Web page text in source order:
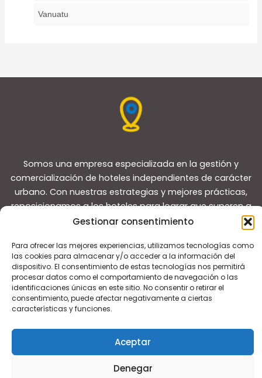
Gestionar consentimiento
Para ofrecer las mejores experiencias, utilizamos tecnologías como
las cookies para almacenar y/o acceder a la información del
dispositivo. El consentimiento de estas tecnologías nos permitirá
procesar datos como el comportamiento de navegación o las
identificaciones únicas en este sitio. No consentir o retirar el
consentimiento, puede afectar negativamente a ciertas
características y funciones.
Aceptar
Denegar
Vanuatu
Somos una empresa especializada en la gestión y
comercialización de hoteles independientes de carácter
urbano. Con nuestras estrategias y mejores prácticas,
reposicionamos a los hoteles para lograr que superen a
sus competidores y convertirlos en líderes del mercado
Copyright © 2026 Guías de viaje